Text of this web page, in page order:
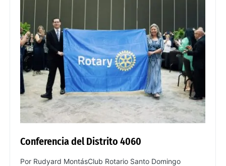
Conferencia del Distrito 4060
Por Rudyard MontásClub Rotario Santo Domingo